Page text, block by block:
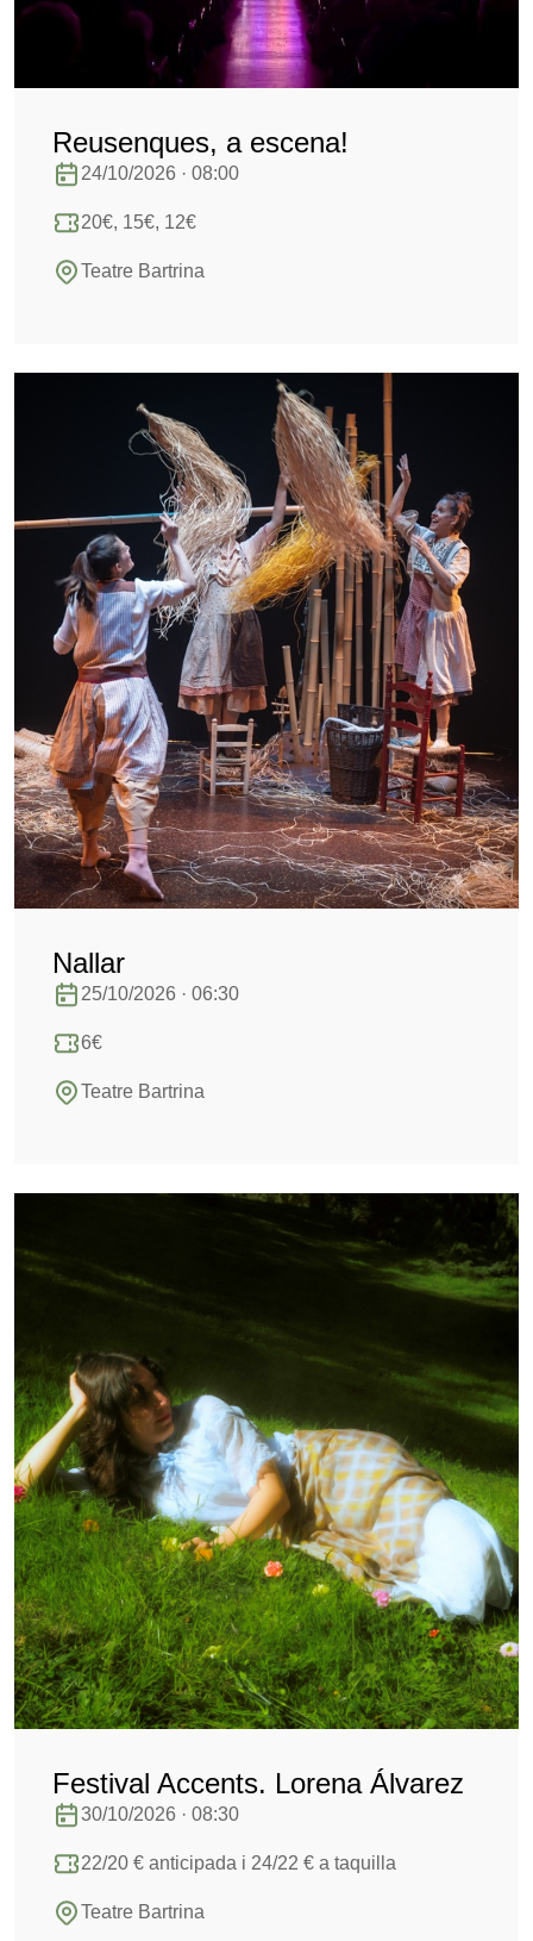
Reusenques, a escena!
24/10/2026 · 08:00
20€, 15€, 12€
Teatre Bartrina
Nallar
25/10/2026 · 06:30
6€
Teatre Bartrina
Festival Accents. Lorena Álvarez
30/10/2026 · 08:30
22/20 € anticipada i 24/22 € a taquilla
Teatre Bartrina